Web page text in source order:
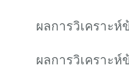
ผลการวิเคราะ
ผลการวิเคราะ